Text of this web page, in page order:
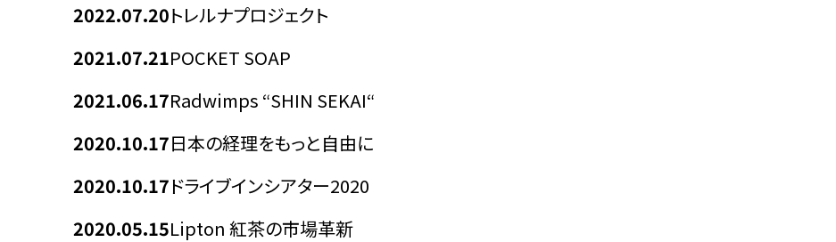
2022.07.20トレルナプロジェクト
2021.07.21POCKET SOAP
2021.06.17Radwimps “SHIN SEKAI“
2020.10.17日本の経理をもっと自由に
2020.10.17ドライブインシアター2020
2020.05.15Lipton 紅茶の市場革新